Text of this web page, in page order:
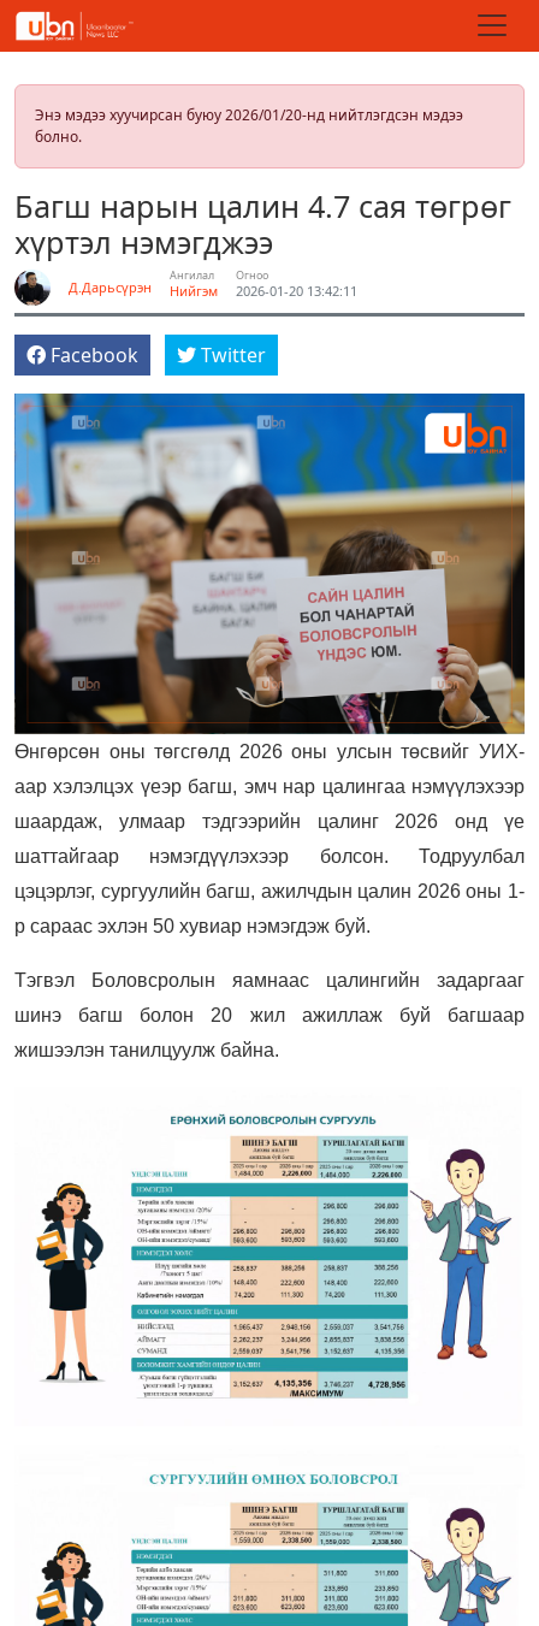
Энэ мэдээ хуучирсан буюу 2026/01/20-нд нийтлэгдсэн мэдээ
болно.
Багш нарын цалин 4.7 сая төгрөг
хүртэл нэмэгджээ
Д.Дарьсүрэн
Ангилал
Нийгэм
Огноо
2026-01-20 13:42:11
Facebook Twitter
Өнгөрсөн оны төгсгөлд 2026 оны улсын төсвийг УИХ-
аар хэлэлцэх үеэр багш, эмч нар цалингаа нэмүүлэхээр
шаардаж, улмаар тэдгээрийн цалинг 2026 онд үе
шаттайгаар нэмэгдүүлэхээр болсон. Тодруулбал
цэцэрлэг, сургуулийн багш, ажилчдын цалин 2026 оны 1-
р сараас эхлэн 50 хувиар нэмэгдэж буй.
Тэгвэл Боловсролын яамнаас цалингийн задаргааг
шинэ багш болон 20 жил ажиллаж буй багшаар
жишээлэн танилцуулж байна.